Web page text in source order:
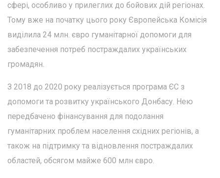
сфері, особливо у прилеглих до бойових дій регіонах.
Тому вже на початку цього року Європейська Комісія
виділила 24 млн. євро гуманітарної допомоги для
забезпечення потреб постраждалих українських
громадян.
З 2018 до 2020 року реалізується програма ЄС з
допомоги та розвитку українського Донбасу. Нею
передбачено фінансування для подолання
гуманітарних проблем населення східних регіонів, а
також на підтримку та відновлення постраждалих
областей, обсягом майже 600 млн євро.